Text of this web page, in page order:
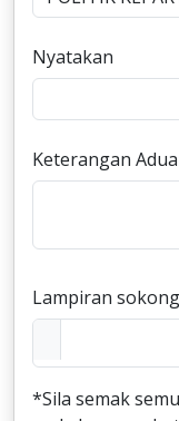
Nyatakan
Keterangan
Lampiran
*Sila semak